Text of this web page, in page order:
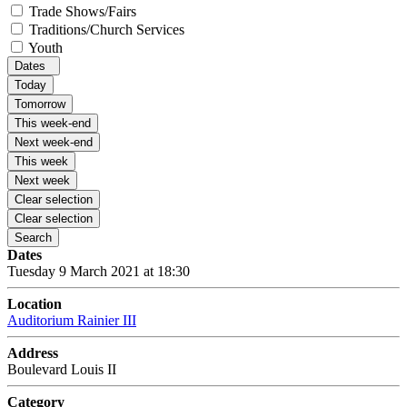
Trade Shows/Fairs
Traditions/Church Services
Youth
Dates
Today
Tomorrow
This week-end
Next week-end
This week
Next week
Clear selection
Clear selection
Search
Dates
Tuesday 9 March 2021 at 18:30
Location
Auditorium Rainier III
Address
Boulevard Louis II
Category